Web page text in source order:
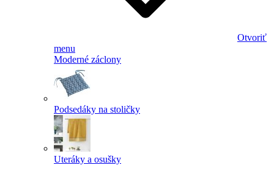
Otvoriť
menu
Moderné záclony
Podsedáky na stoličky
Uteráky a osušky